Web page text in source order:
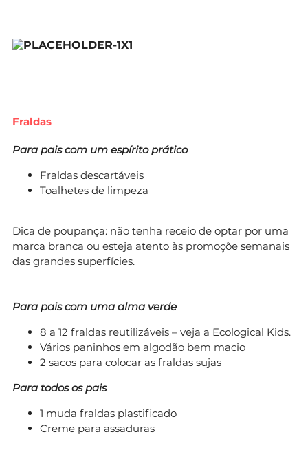
Fraldas
Para pais com um espírito prático
Fraldas descartáveis
Toalhetes de limpeza
Dica de poupança: não tenha receio de optar por uma
marca branca ou esteja atento às promoçõe semanais
das grandes superfícies.
Para pais com uma alma verde
8 a 12 fraldas reutilizáveis – veja a Ecological Kids.
Vários paninhos em algodão bem macio
2 sacos para colocar as fraldas sujas
Para todos os pais
1 muda fraldas plastificado
Creme para assaduras